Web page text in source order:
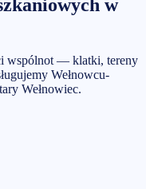
w
wspólnot — klatki, tereny
Wełnowcu-
Wełnowiec.